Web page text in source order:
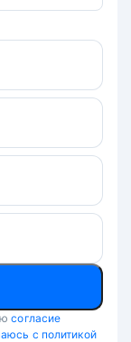
согласие
с политикой